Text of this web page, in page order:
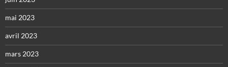
mai 2023
avril 2023
mars 2023